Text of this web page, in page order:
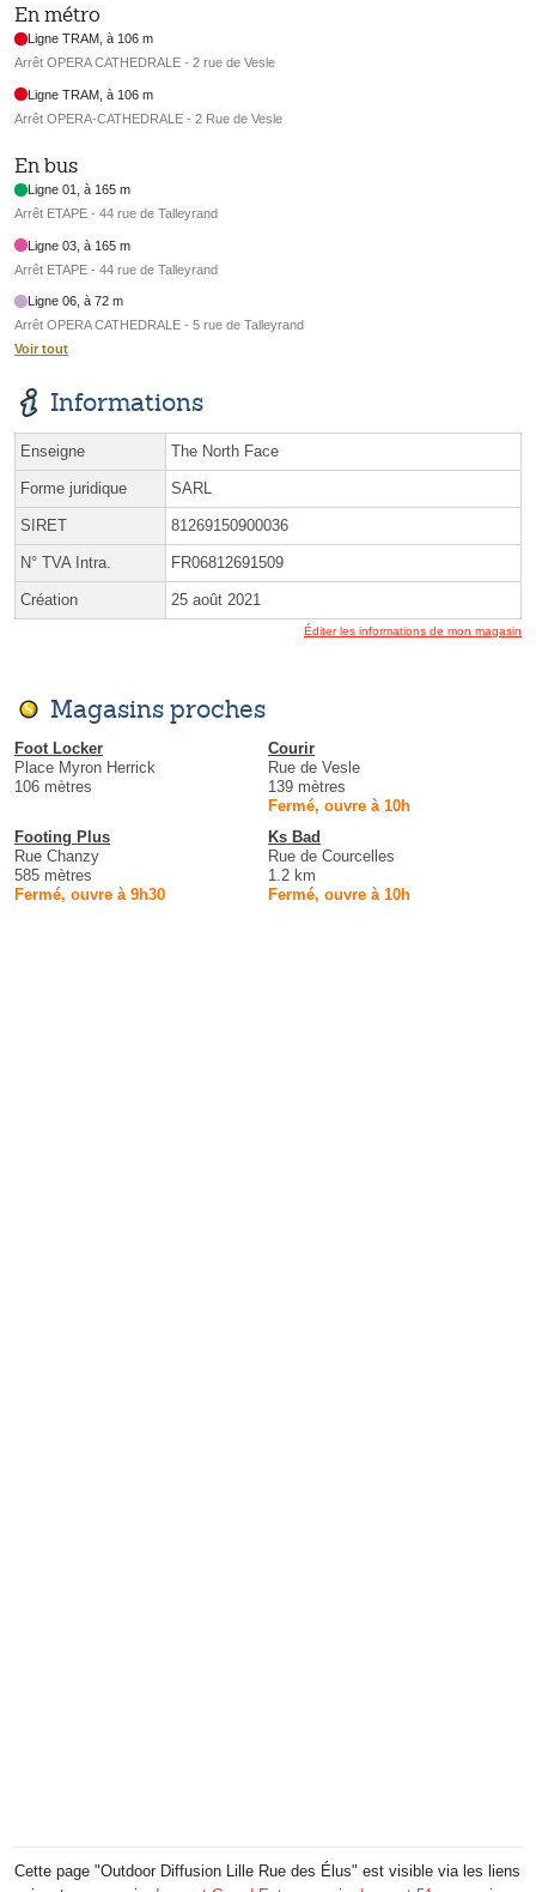
En métro
Ligne TRAM, à 106 m
Arrêt OPERA CATHEDRALE - 2 rue de Vesle
Ligne TRAM, à 106 m
Arrêt OPERA-CATHEDRALE - 2 Rue de Vesle
En bus
Ligne 01, à 165 m
Arrêt ETAPE - 44 rue de Talleyrand
Ligne 03, à 165 m
Arrêt ETAPE - 44 rue de Talleyrand
Ligne 06, à 72 m
Arrêt OPERA CATHEDRALE - 5 rue de Talleyrand
Voir tout
Informations
Enseigne The North Face
Forme juridique SARL
SIRET 81269150900036
N° TVA Intra. FR06812691509
Création 25 août 2021
Éditer les informations de mon magasin
Magasins proches
Foot Locker
Place Myron Herrick
106 mètres
Courir
Rue de Vesle
139 mètres
Fermé, ouvre à 10h
Footing Plus
Rue Chanzy
585 mètres
Fermé, ouvre à 9h30
Ks Bad
Rue de Courcelles
1.2 km
Fermé, ouvre à 10h
Cette page "Outdoor Diffusion Lille Rue des Élus" est visible via les liens